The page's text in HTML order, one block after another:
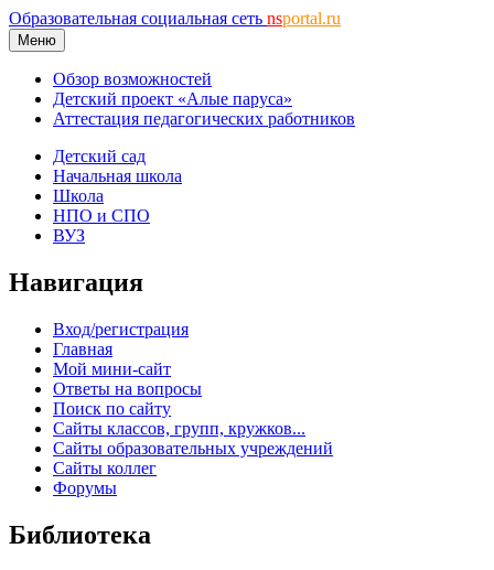
Образовательная социальная сеть nsportal.ru
Меню
Обзор возможностей
Детский проект «Алые паруса»
Аттестация педагогических работников
Детский сад
Начальная школа
Школа
НПО и СПО
ВУЗ
Навигация
Вход/регистрация
Главная
Мой мини-сайт
Ответы на вопросы
Поиск по сайту
Сайты классов, групп, кружков...
Сайты образовательных учреждений
Сайты коллег
Форумы
Библиотека